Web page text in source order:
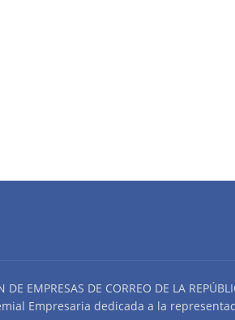
DE EMPRESAS DE CORREO DE LA
Empresaria dedicada a la